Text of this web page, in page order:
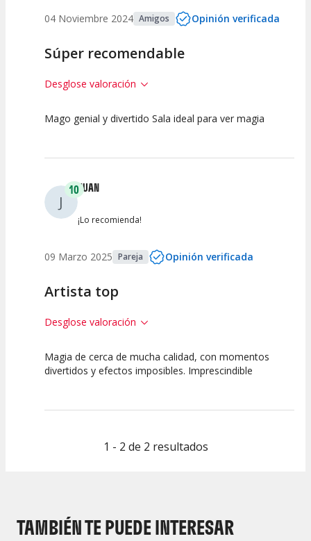
04 Noviembre 2024 Amigos Opinión verificada
Súper recomendable
Desglose valoración
10
Espectáculo
10
Escena
10
artística
Mago genial y divertido Sala ideal para ver magia
J
10JUAN
¡Lo recomienda!
09 Marzo 2025 Pareja Opinión verificada
Artista top
Desglose valoración
10 10 10
Magia de cerca de mucha calidad, con momentos
divertidos y efectos imposibles. Imprescindible
1 - 2 de 2 resultados
TAMBIÉN TE PUEDE INTERESAR